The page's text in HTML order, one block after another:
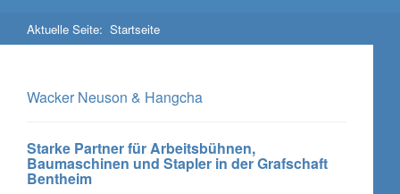
Aktuelle Seite: Startseite
Wacker Neuson & Hangcha
Starke Partner für Arbeitsbühnen,
Baumaschinen und Stapler in der Grafschaft
Bentheim